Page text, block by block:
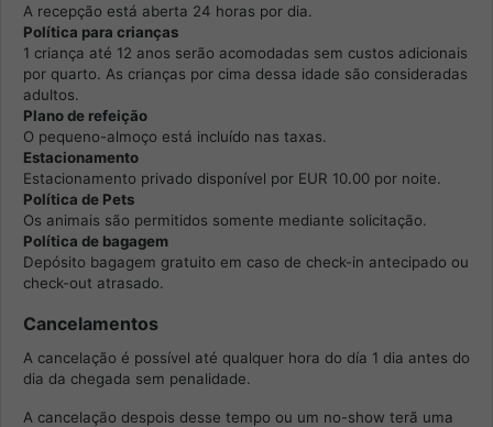
A recepção está aberta 24 horas por dia.
Política para crianças
1 criança até 12 anos serão acomodadas sem custos adicionais
por quarto. As crianças por cima dessa idade são consideradas
adultos.
Plano de refeição
O pequeno-almoço está incluído nas taxas.
Estacionamento
Estacionamento privado disponível por EUR 10.00 por noite.
Política de Pets
Os animais são permitidos somente mediante solicitação.
Política de bagagem
Depósito bagagem gratuito em caso de check-in antecipado ou
check-out atrasado.
Cancelamentos
A cancelação é possível até qualquer hora do día 1 dia antes do
dia da chegada sem penalidade.
A cancelação despois desse tempo ou um no-show terã uma